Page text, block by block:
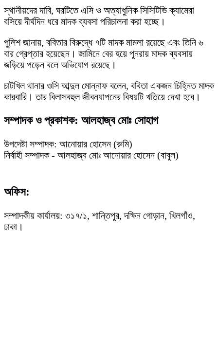
স্থানীয়দের দাবি, ঘরটিতে এসি ও অত্যাধুনিক সিসিটিভি ক্যামেরা
বসিয়ে দীর্ঘদিন ধরে মাদক ব্যবসা পরিচালনা করা হচ্ছে।
পুলিশ জানায়, ববিতার বিরুদ্ধে ৭টি মাদক মামলা রয়েছে এবং তিনি ৬
বার গ্রেপ্তার হয়েছেন। জামিনে বের হয়ে পুনরায় মাদক ব্যবসায়
জড়িয়ে পড়েন বলে অভিযোগ রয়েছে।
চাটখিল থানার ওসি আব্দুল মোন্নাফ বলেন, ববিতা একজন চিহ্নিত মাদক
কারবারি। তার বিলাসবহুল জীবনযাপনের বিষয়টি খতিয়ে দেখা হবে।
সম্পাদক ও প্রকাশক: আলহাজ্ব মোঃ সোহাগ
উপদেষ্টা সম্পাদক: আনোয়ার হোসেন (রুমি)
নির্বাহী সম্পাদক - আলহাজ্ব মোঃ আনোয়ার হোসেন (বাবুল)
অফিস:
সম্পাদকীয় কার্যালয়: ৩১৭/১, শান্তিপুর, দক্ষিন গোড়ান, খিলগাঁও,
ঢাকা।